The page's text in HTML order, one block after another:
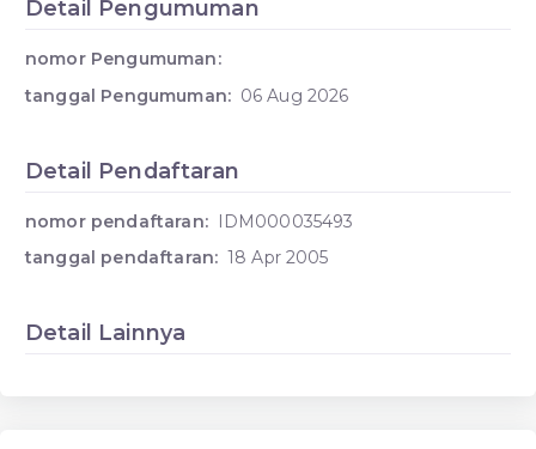
Detail Pengumuman
nomor Pengumuman:
tanggal Pengumuman: 06 Aug 2026
Detail Pendaftaran
nomor pendaftaran: IDM000035493
tanggal pendaftaran: 18 Apr 2005
Detail Lainnya